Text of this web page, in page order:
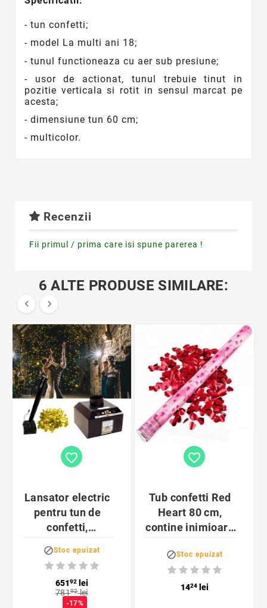
- tun confetti;
- model La multi ani 18;
- tunul functioneaza cu aer sub presiune;
- usor de actionat, tunul trebuie tinut in
pozitie verticala si rotit in sensul marcat pe
acesta;
- dimensiune tun 60 cm;
- multicolor.
Recenzii
Fii primul / prima care isi spune parerea !
6 ALTE PRODUSE SIMILARE:
 
favorite_border
Lansator electric
pentru tun de
confetti,
alimentare retea
Stoc epuizat
65192lei
78192lei
-17%
favorite_border
Tub confetti Red
Heart 80 cm,
contine inimioare
petreceri
Stoc epuizat
1424lei